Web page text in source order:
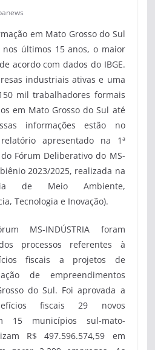
em Mato Grosso do Sul
últimos 15 anos, o maior
acordo com dados do IBGE.
industriais ativas e uma
mil trabalhadores formais
em Mato Grosso do Sul até
informações estão no
apresentado na 1ª
Fórum Deliberativo do MS-
2023/2025, realizada na
de Meio Ambiente,
Tecnologia e Inovação).
MS-INDÚSTRIA foram
processos referentes à
fiscais a projetos de
de empreendimentos
do Sul. Foi aprovada a
fiscais 29 novos
15 municípios sul-mato-
R$ 497.596.574,59 em